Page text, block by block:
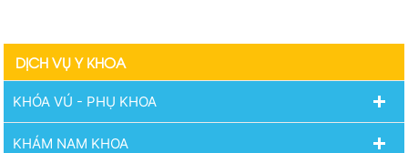
DỊCH VỤ Y KHOA
KHÓA VÚ - PHỤ KHOA
KHÁM NAM KHOA